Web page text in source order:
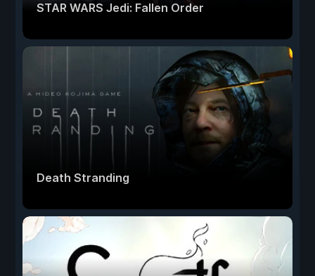
STAR WARS Jedi: Fallen Order
Death Stranding